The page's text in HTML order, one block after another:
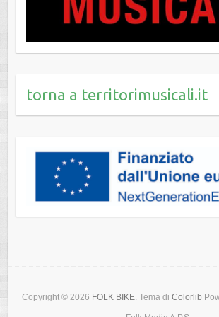
torna a territorimusicali.it
Copyright © 2026 FOLK BIKE. Tema di Colorlib